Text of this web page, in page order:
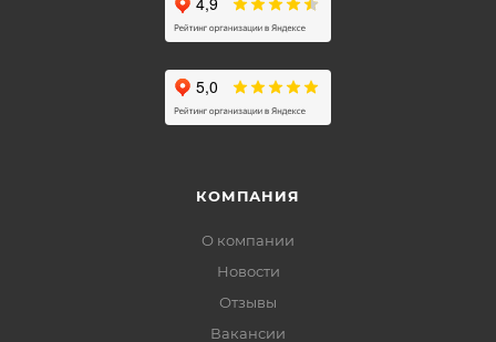
КОМПАНИЯ
О компании
Новости
Отзывы
Вакансии